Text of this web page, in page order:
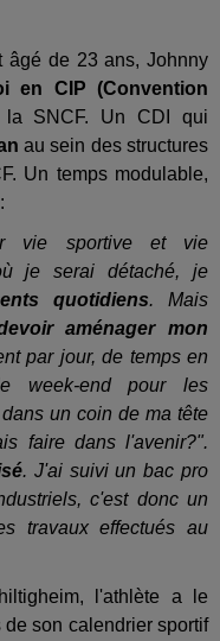
âgé de 23 ans, Johnny
en CIP (Convention
SNCF. Un CDI qui
au sein des structures
Un temps modulable,
vie sportive et vie
je serai détaché, je
quotidiens. Mais
aménager mon
par jour, de temps en
week-end pour les
un coin de ma tête
faire dans l'avenir?".
. J'ai suivi un bac pro
c'est donc un
travaux effectués au
l'athlète a le
son calendrier sportif